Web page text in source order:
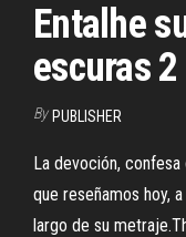
Entalhe
escuras 2
By PUBLISHER
La devoción,
que reseñamos hoy,
largo de su